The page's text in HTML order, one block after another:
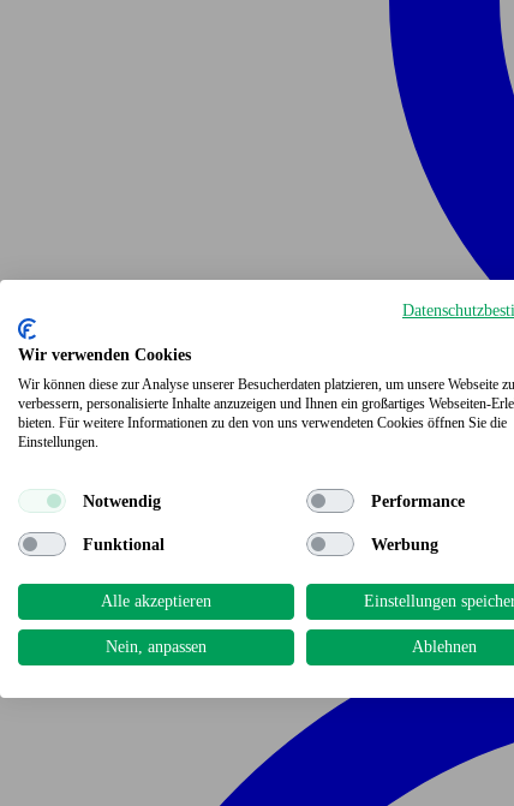
Wir verwenden Cookies
Wir können diese zur Analyse unserer Besucherdaten platzieren, um unsere Webseite zu
verbessern, personalisierte Inhalte anzuzeigen und Ihnen ein großartiges Webseiten-
bieten. Für weitere Informationen zu den von uns verwendeten Cookies öffnen Sie die
Einstellungen.
Notwendig Performance
Funktional Werbung
Alle akzeptieren Einstellungen
Nein, anpassen Ablehnen